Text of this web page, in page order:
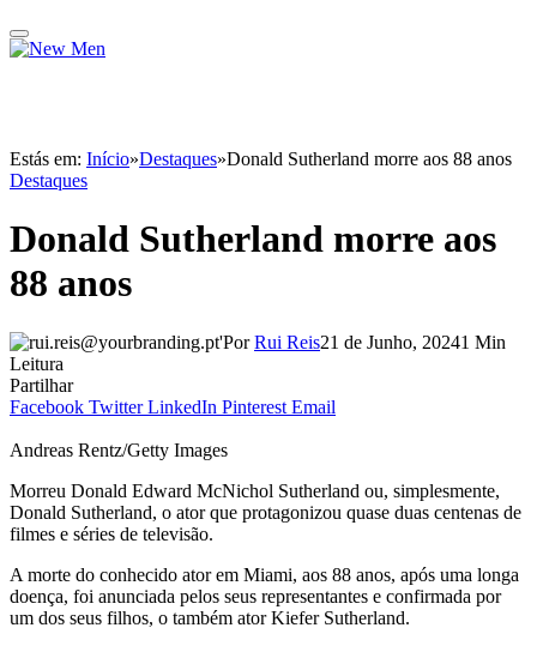
Estás em: Início»Destaques»Donald Sutherland morre aos 88 anos
Destaques
Donald Sutherland morre aos
88 anos
Por Rui Reis21 de Junho, 20241 Min
Leitura
Partilhar
Facebook Twitter LinkedIn Pinterest Email
Andreas Rentz/Getty Images
Morreu Donald Edward McNichol Sutherland ou, simplesmente,
Donald Sutherland, o ator que protagonizou quase duas centenas de
filmes e séries de televisão.
A morte do conhecido ator em Miami, aos 88 anos, após uma longa
doença, foi anunciada pelos seus representantes e confirmada por
um dos seus filhos, o também ator Kiefer Sutherland.